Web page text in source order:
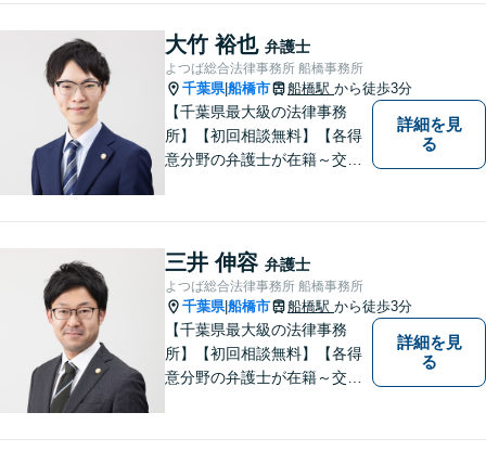
大竹 裕也 弁護士
よつば総合法律事務所 船橋事務所
千葉県|船橋市 船橋駅 から徒歩3分
【千葉県最大級の法律事務
所】【初回相談無料】【各得
意分野の弁護士が在籍～交通
詳細を見
る
三井 伸容 弁護士
よつば総合法律事務所 船橋事務所
千葉県|船橋市 船橋駅 から徒歩3分
【千葉県最大級の法律事務
所】【初回相談無料】【各得
意分野の弁護士が在籍～交通
詳細を見
る